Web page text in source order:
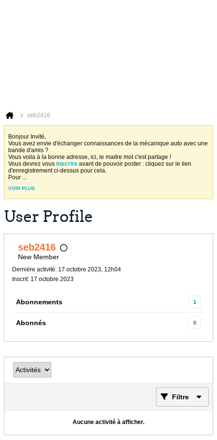
seb2416
Bonjour Invité,
Vous avez envie d'échanger connaissances de la mécanique auto avec une
bande d'amis ?
Vous voila à la bonne adresse, ici, le maitre mot c'est partage !
Vous devrez vous inscrire avant de pouvoir poster : cliquez sur le lien
d'enregistrement ci-dessus pour cela.
Pour ...
VOIR PLUS
User Profile
seb2416
New Member
Dernière activité: 17 octobre 2023, 12h04
Inscrit: 17 octobre 2023
Abonnements 1
Abonnés 0
Filtre
Aucune activité à afficher.